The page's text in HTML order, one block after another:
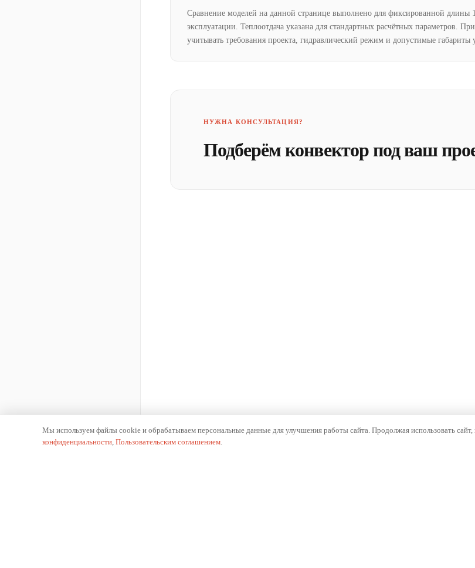
Сравнение моделей на данной странице выполнено для фиксированной длины
эксплуатации. Теплоотдача указана для стандартных расчётных параметров.
учитывать требования проекта, гидравлический режим и допустимые габариты
НУЖНА КОНСУЛЬТАЦИЯ?
Подберём конвектор под ваш
Мы используем файлы cookie и обрабатываем персональные данные для улучшения работы сайта. Продолжая использовать сайт,
конфиденциальности, Пользовательским соглашением.